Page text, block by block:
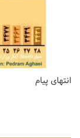
انتهای پیام